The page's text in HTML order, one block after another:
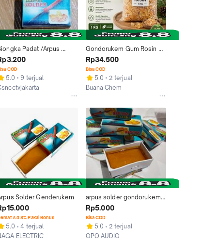
Padat /Arpus
/Flux
Gondorukem
COD
5.0
9 terjual
Gondorukem Gum Rosin
Arpus Getah Pinus Damar
Karbol Resin Siongka
Rp34.500
Bisa COD
5.0
2 terjual
Buana Chem
Solder Genderukem
s.d 8% Pakai Bonus
5.0
4 terjual
ELECTRIC
arpus solder gondorukem
padat
Rp5.000
Bisa COD
5.0
2 terjual
OPO AUDIO